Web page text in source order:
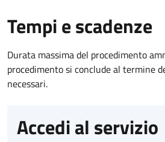
Tempi e scadenze
Durata massima del procedimento
procedimento si conclude al termine
necessari.
Accedi al servizio